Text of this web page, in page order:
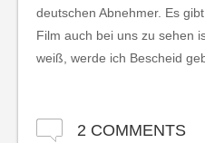
deutschen Abnehmer. Es
Film auch bei uns zu sehen
weiß, werde ich Bescheid
2 COMMENTS